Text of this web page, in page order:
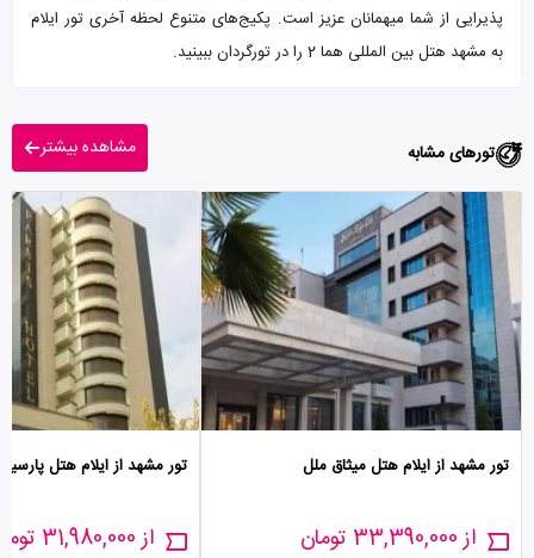
پذیرایی از شما میهمانان عزیز است. پکیج‌های متنوع لحظه آخری تور ایلام
به مشهد هتل بین المللی هما 2 را در تورگردان ببینید.
تورهای مشابه مشاهده بیشتر
تور مشهد از ایلام هتل میثاق ملل
از 33,390,000 تومان
تور مشهد از ایلام هتل
از 31,980,000 تومان